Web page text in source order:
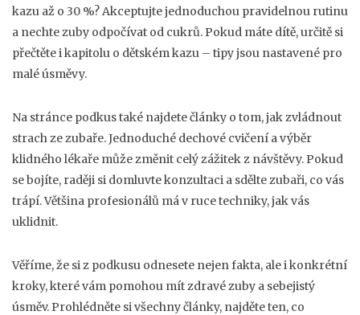
kazu až o 30 %? Akceptujte jednoduchou pravidelnou rutinu
a nechte zuby odpočívat od cukrů. Pokud máte dítě, určitě si
přečtěte i kapitolu o dětském kazu – tipy jsou nastavené pro
malé úsměvy.
Na stránce podkus také najdete články o tom, jak zvládnout
strach ze zubaře. Jednoduché dechové cvičení a výběr
klidného lékaře může změnit celý zážitek z návštěvy. Pokud
se bojíte, raději si domluvte konzultaci a sdělte zubaři, co vás
trápí. Většina profesionálů má v ruce techniky, jak vás
uklidnit.
Věříme, že si z podkusu odnesete nejen fakta, ale i konkrétní
kroky, které vám pomohou mít zdravé zuby a sebejistý
úsměv. Prohlédněte si všechny články, najděte ten, co